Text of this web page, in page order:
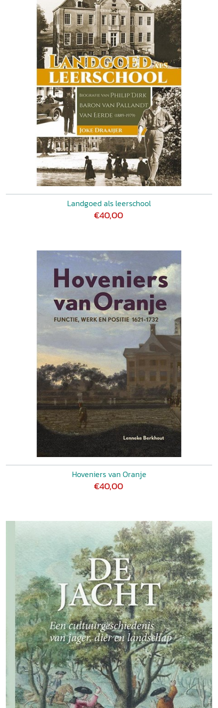
Landgoed als leerschool
€40,00
Hoveniers van Oranje
€40,00